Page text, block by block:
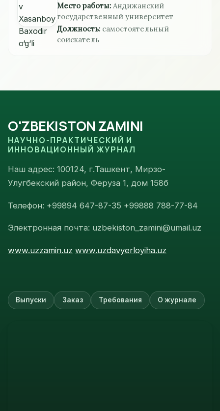
Место работы: Андижанский
государственный университет
Должность: самостоятельный
соискатель
O'ZBEKISTON ZAMINI
НАУЧНО-ПРАКТИЧЕСКИЙ И
ИННОВАЦИОННЫЙ ЖУРНАЛ
Наш адрес: 100124, г.Ташкент, Мирзо-
Улугбекский район, Феруза 1, дом 158б
Телефон: +99894 647-87-35 +99888 788-77-84
Электронная почта: uzbekiston_zamini@umail.uz
www.uzzamin.uz www.uzdavyerloyiha.uz
Выпуски Заказ Требования О журнале